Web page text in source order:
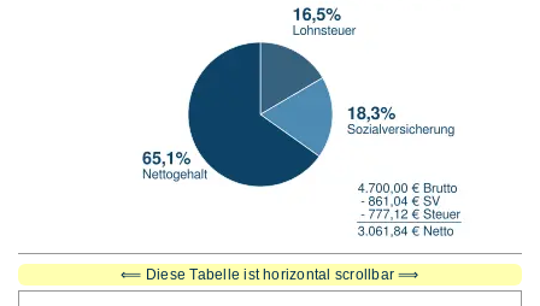
⟸ Diese Tabelle ist horizontal scrollbar ⟹